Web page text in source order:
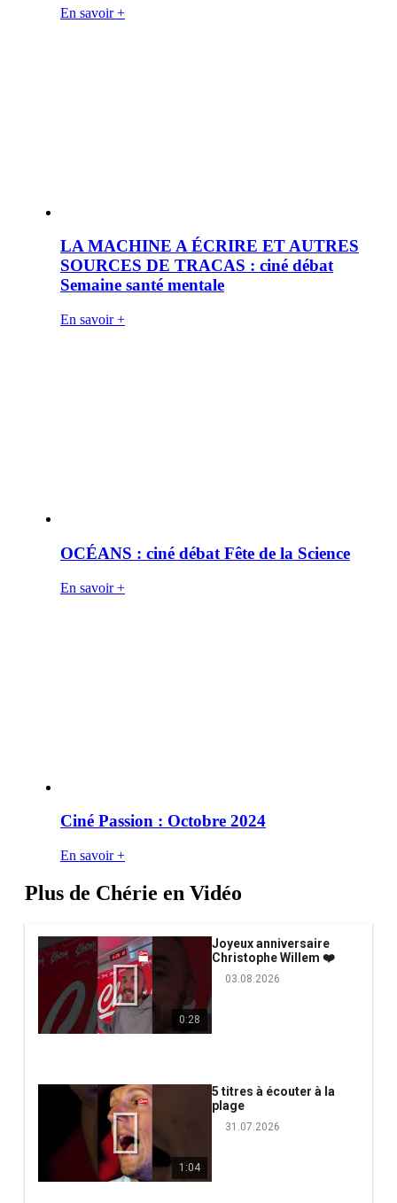
En savoir +
LA MACHINE A ÉCRIRE ET AUTRES
SOURCES DE TRACAS : ciné débat
Semaine santé mentale
En savoir +
OCÉANS : ciné débat Fête de la Science
En savoir +
Ciné Passion : Octobre 2024
En savoir +
Plus de Chérie en Vidéo
0:28
Joyeux anniversaire
Christophe Willem ❤️
03.08.2026
1:04
5 titres à écouter à la
plage
31.07.2026